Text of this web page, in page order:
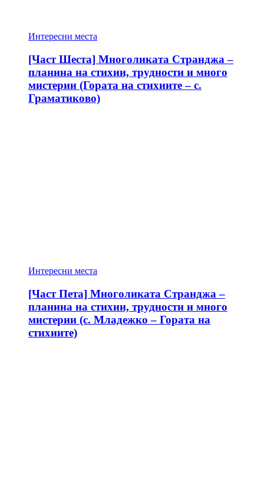
Интересни места
[Част Шеста] Многоликата Странджа –
планина на стихии, трудности и много
мистерии (Гората на стихиите – с.
Граматиково)
Интересни места
[Част Пета] Многоликата Странджа –
планина на стихии, трудности и много
мистерии (с. Младежко – Гората на
стихиите)